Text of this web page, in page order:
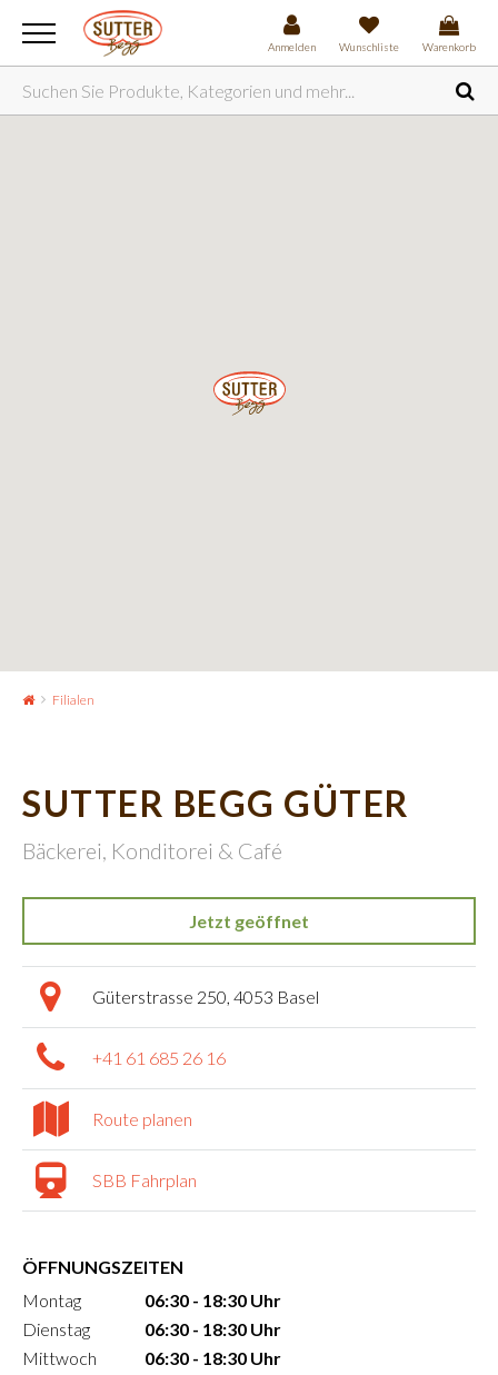
Anmelden Wunschliste Warenkorb
Filialen
SUTTER BEGG GÜTER
Bäckerei, Konditorei & Café
Jetzt geöffnet
Güterstrasse 250, 4053 Basel
+41 61 685 26 16
Route planen
SBB Fahrplan
ÖFFNUNGSZEITEN
Montag
06:30 - 18:30 Uhr
Dienstag
06:30 - 18:30 Uhr
Mittwoch
06:30 - 18:30 Uhr